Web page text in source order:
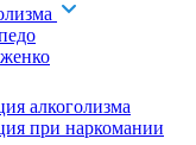
алкоголизма
при наркомании